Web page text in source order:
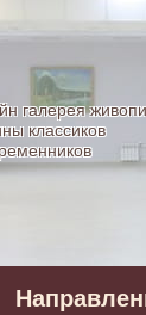
-
галерея
классиков